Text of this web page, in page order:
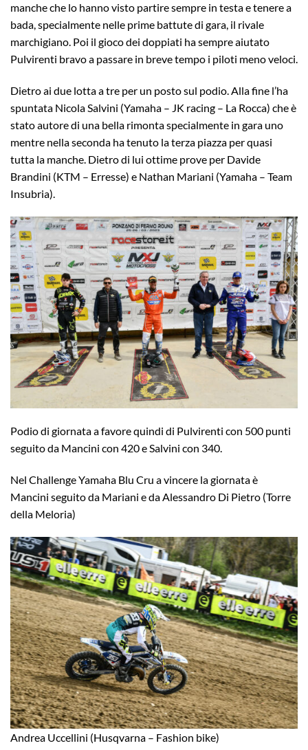
manche che lo hanno visto partire sempre in testa e tenere a
bada, specialmente nelle prime battute di gara, il rivale
marchigiano. Poi il gioco dei doppiati ha sempre aiutato
Pulvirenti bravo a passare in breve tempo i piloti meno veloci.
Dietro ai due lotta a tre per un posto sul podio. Alla fine l’ha
spuntata Nicola Salvini (Yamaha – JK racing – La Rocca) che è
stato autore di una bella rimonta specialmente in gara uno
mentre nella seconda ha tenuto la terza piazza per quasi
tutta la manche. Dietro di lui ottime prove per Davide
Brandini (KTM – Erresse) e Nathan Mariani (Yamaha – Team
Insubria).
Podio di giornata a favore quindi di Pulvirenti con 500 punti
seguito da Mancini con 420 e Salvini con 340.
Nel Challenge Yamaha Blu Cru a vincere la giornata è
Mancini seguito da Mariani e da Alessandro Di Pietro (Torre
della Meloria)
Andrea Uccellini (Husqvarna – Fashion bike)